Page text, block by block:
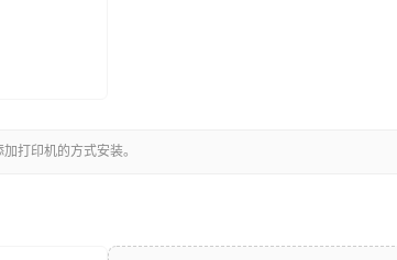
打印机的方式安装。